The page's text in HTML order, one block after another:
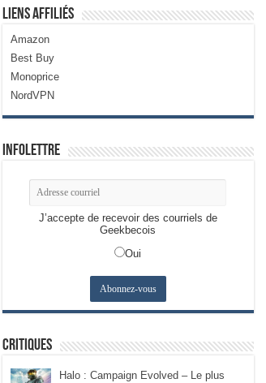
Liens Affiliés
Amazon
Best Buy
Monoprice
NordVPN
Infolettre
J’accepte de recevoir des courriels de
Geekbecois
Oui
Critiques
Halo : Campaign Evolved – Le plus